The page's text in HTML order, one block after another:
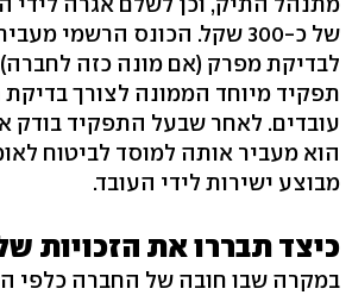
של כ-300 שקל. הכונס הרשמי
לבדיקת מפרק (אם מונה כזה
תפקיד מיוחד הממונה לצורך
עובדים. לאחר שבעל התפקיד בודק
הוא מעביר אותה למוסד לביטוח
מבוצע ישירות לידי העובד.
כיצד תבררו את הזכויות
במקרה שבו חובה של החברה כלפי